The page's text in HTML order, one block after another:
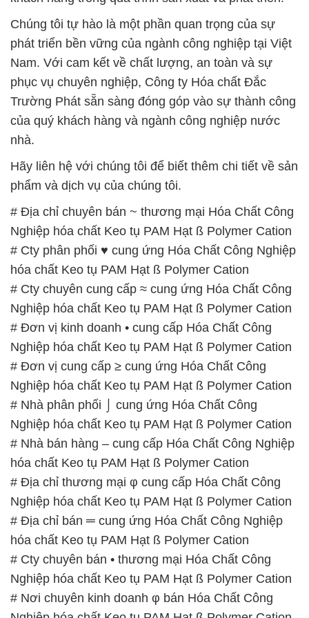
Chúng tôi tự hào là một phần quan trọng của sự
phát triển bền vững của ngành công nghiệp tại Việt
Nam. Với cam kết về chất lượng, an toàn và sự
phục vụ chuyên nghiệp, Công ty Hóa chất Đắc
Trường Phát sẵn sàng đóng góp vào sự thành công
của quý khách hàng và ngành công nghiệp nước
nhà.
Hãy liên hệ với chúng tôi để biết thêm chi tiết về sản
phẩm và dịch vụ của chúng tôi.
# Địa chỉ chuyên bán ~ thương mại Hóa Chất Công
Nghiệp hóa chất Keo tụ PAM Hạt ß Polymer Cation
# Cty phân phối ♥ cung ứng Hóa Chất Công Nghiệp
hóa chất Keo tụ PAM Hạt ß Polymer Cation
# Cty chuyên cung cấp ≈ cung ứng Hóa Chất Công
Nghiệp hóa chất Keo tụ PAM Hạt ß Polymer Cation
# Đơn vị kinh doanh • cung cấp Hóa Chất Công
Nghiệp hóa chất Keo tụ PAM Hạt ß Polymer Cation
# Đơn vị cung cấp ≥ cung ứng Hóa Chất Công
Nghiệp hóa chất Keo tụ PAM Hạt ß Polymer Cation
# Nhà phân phối ⌡ cung ứng Hóa Chất Công
Nghiệp hóa chất Keo tụ PAM Hạt ß Polymer Cation
# Nhà bán hàng – cung cấp Hóa Chất Công Nghiệp
hóa chất Keo tụ PAM Hạt ß Polymer Cation
# Địa chỉ thương mại φ cung cấp Hóa Chất Công
Nghiệp hóa chất Keo tụ PAM Hạt ß Polymer Cation
# Địa chỉ bán ═ cung ứng Hóa Chất Công Nghiệp
hóa chất Keo tụ PAM Hạt ß Polymer Cation
# Cty chuyên bán • thương mại Hóa Chất Công
Nghiệp hóa chất Keo tụ PAM Hạt ß Polymer Cation
# Nơi chuyên kinh doanh φ bán Hóa Chất Công